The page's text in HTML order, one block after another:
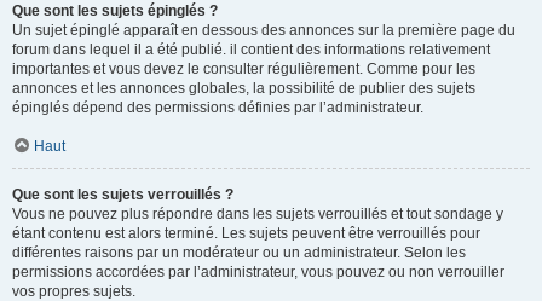
Que sont les sujets épinglés ?
Un sujet épinglé apparaît en dessous des annonces sur la première page du
forum dans lequel il a été publié. il contient des informations relativement
importantes et vous devez le consulter régulièrement. Comme pour les
annonces et les annonces globales, la possibilité de publier des sujets
épinglés dépend des permissions définies par l’administrateur.
Haut
Que sont les sujets verrouillés ?
Vous ne pouvez plus répondre dans les sujets verrouillés et tout sondage y
étant contenu est alors terminé. Les sujets peuvent être verrouillés pour
différentes raisons par un modérateur ou un administrateur. Selon les
permissions accordées par l’administrateur, vous pouvez ou non verrouiller
vos propres sujets.